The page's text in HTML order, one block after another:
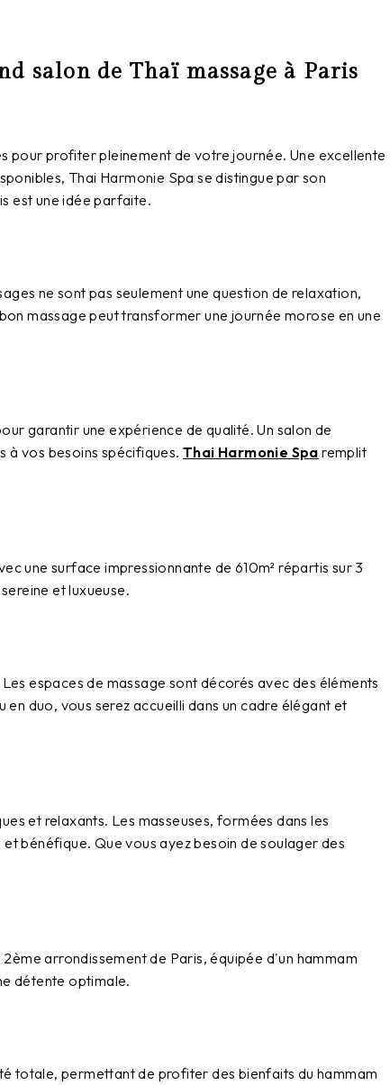
salon de Thaï massage à Paris
pour profiter pleinement de votre journée. Une excellente
Thai Harmonie Spa se distingue par son
est une idée parfaite.
ne sont pas seulement une question de relaxation,
massage peut transformer une journée morose en une
garantir une expérience de qualité. Un salon de
à vos besoins spécifiques.Thai Harmonie Spa remplit
une surface impressionnante de 610m² répartis sur 3
et luxueuse.
espaces de massage sont décorés avec des éléments
duo, vous serez accueilli dans un cadre élégant et
et relaxants. Les masseuses, formées dans les
bénéfique. Que vous ayez besoin de soulager des
2ème arrondissement de Paris, équipée d'un hammam
détente optimale.
totale, permettant de profiter des bienfaits du hammam